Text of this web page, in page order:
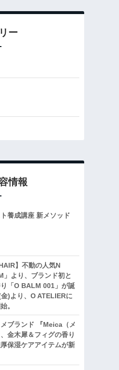
ー
情報
養成講座 新メソッド
】不動の人気N
より、ブランド初と
「O BALM 001」が誕
)より、O ATELIERに
。
ブランド 『Meica（メ
金木犀＆フィグの香り
保湿ケアアイテムが新